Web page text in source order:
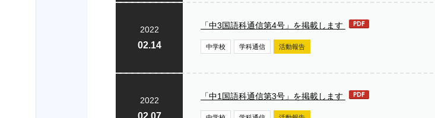
2022
02.14
「中3国語科通信第4号」を掲載します
中学校 学科通信 活動報告
2022
02.07
「中1国語科通信第3号」を掲載します